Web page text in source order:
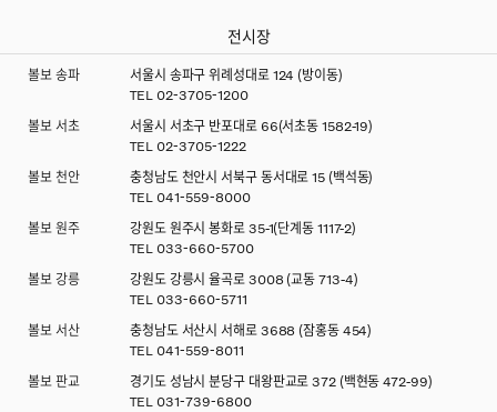
전시장
볼보 송파
서울시 송파구 위례성대로 124 (방이동)
TEL 02-3705-1200
볼보 서초
서울시 서초구 반포대로 66(서초동 1582-19)
TEL 02-3705-1222
볼보 천안
충청남도 천안시 서북구 동서대로 15 (백석동)
TEL 041-559-8000
볼보 원주
강원도 원주시 봉화로 35-1(단계동 1117-2)
TEL 033-660-5700
볼보 강릉
강원도 강릉시 율곡로 3008 (교동 713-4)
TEL 033-660-5711
볼보 서산
충청남도 서산시 서해로 3688 (잠홍동 454)
TEL 041-559-8011
볼보 판교
경기도 성남시 분당구 대왕판교로 372 (백현동 472-99)
TEL 031-739-6800